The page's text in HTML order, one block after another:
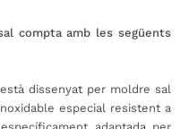
compta amb les següents
dissenyat per moldre sal
especial resistent a